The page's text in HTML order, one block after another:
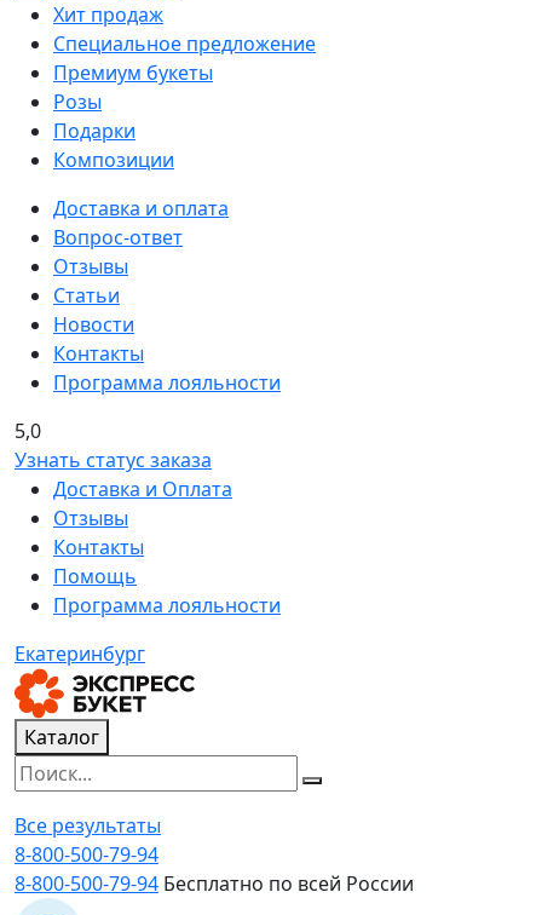
Хит продаж
Специальное предложение
Премиум букеты
Розы
Подарки
Композиции
Доставка и оплата
Вопрос-ответ
Отзывы
Статьи
Новости
Контакты
Программа лояльности
5,0
Узнать статус заказа
Доставка и Оплата
Отзывы
Контакты
Помощь
Программа лояльности
Екатеринбург
Каталог
Все результаты
8-800-500-79-94
8-800-500-79-94 Бесплатно по всей России